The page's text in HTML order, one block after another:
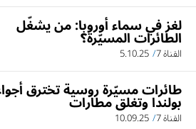
لغز في سماء أوروبا: من يشغّل
الطائرات المسيّرة؟
القناة 7 5.10.25
طائرات مسيّرة روسية تخترق
بولندا وتغلق مطارات
القناة 7 10.09.25